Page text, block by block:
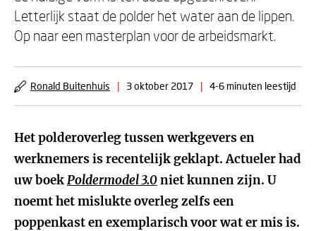
Letterlijk staat de polder het water aan de lippen.
Op naar een masterplan voor de arbeidsmarkt.
Ronald Buitenhuis | 3 oktober 2017 | 4-6 minuten leestijd
Het polderoverleg tussen werkgevers en
werknemers is recentelijk geklapt. Actueler had
uw boekPoldermodel 3.0niet kunnen zijn. U
noemt het mislukte overleg zelfs een
poppenkast en exemplarisch voor wat er mis is.